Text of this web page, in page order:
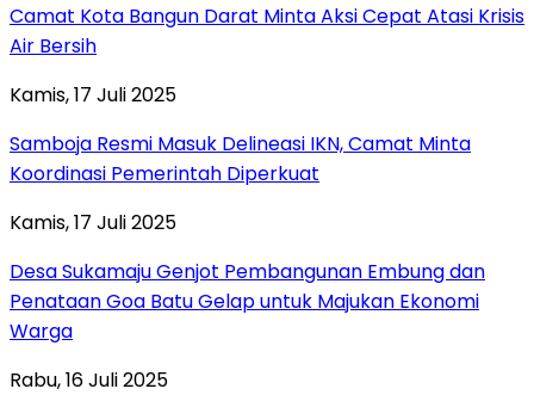
Camat Kota Bangun Darat Minta Aksi Cepat Atasi Krisis
Air Bersih
Kamis, 17 Juli 2025
Samboja Resmi Masuk Delineasi IKN, Camat Minta
Koordinasi Pemerintah Diperkuat
Kamis, 17 Juli 2025
Desa Sukamaju Genjot Pembangunan Embung dan
Penataan Goa Batu Gelap untuk Majukan Ekonomi
Warga
Rabu, 16 Juli 2025